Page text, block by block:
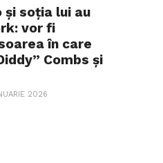
și soția lui au
vor fi
în care
Combs și
2026